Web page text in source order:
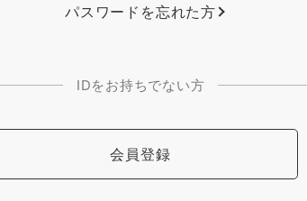
パスワードを忘れた方
IDをお持ちでない方
会員登録